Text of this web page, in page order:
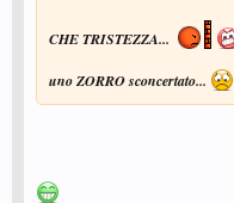
CHE TRISTEZZA...
unoZORROsconcertato...